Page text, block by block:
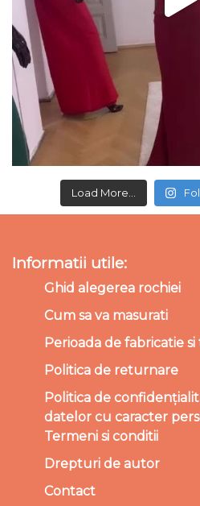
Load More...
Informatii utile:
Ghid alegerea rochiei
Cum sa va masurati
Perioada de fabricatie
Politica de returnare
Politica de
datelor cu caracter
Termeni si conditii
Drepturi de autor
Contact